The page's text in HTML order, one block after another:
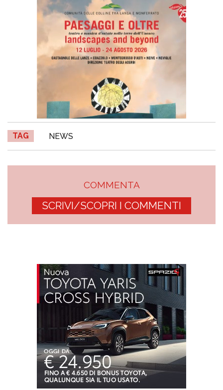
TAG NEWS
COMMENTA
SCRIVI/SCOPRI I COMMENTI